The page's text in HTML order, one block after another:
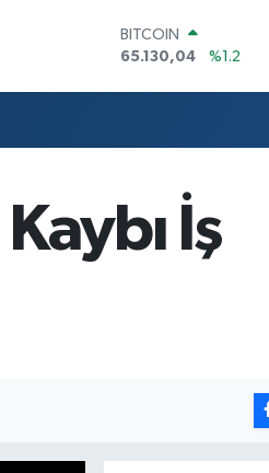
DOLAR
47,7106
%0.17
64,4046
%0.35
13.773
%-19
BITCOINİş